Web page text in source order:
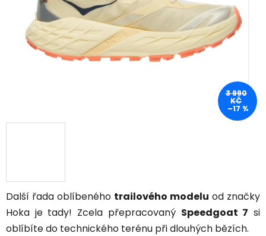
Další řada oblíbeného trailového modelu od značky
Hoka je tady! Zcela přepracovaný Speedgoat 7 si
oblíbíte do technického terénu při dlouhých bězích.
3 990
KČ
–17 %